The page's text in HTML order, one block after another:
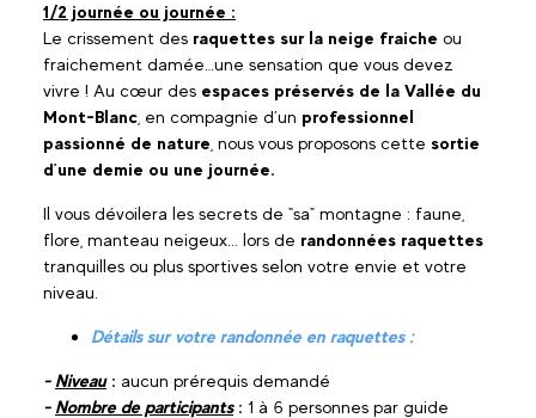
1/2 journée ou journée :
Le crissement des raquettes sur la neige fraiche ou
fraichement damée…une sensation que vous devez
vivre ! Au cœur des espaces préservés de la Vallée du
Mont-Blanc , en compagnie d’un professionnel
passionné de nature , nous vous proposons cette sortie
d’une demie ou une journée.
Il vous dévoilera les secrets de "sa" montagne : faune,
flore, manteau neigeux... lors de randonnées raquettes
tranquilles ou plus sportives selon votre envie et votre
niveau.
Détails sur votre randonnée en raquettes :
- Niveau: aucun prérequis demandé
- Nombre de participants: 1 à 6 personnes par guide